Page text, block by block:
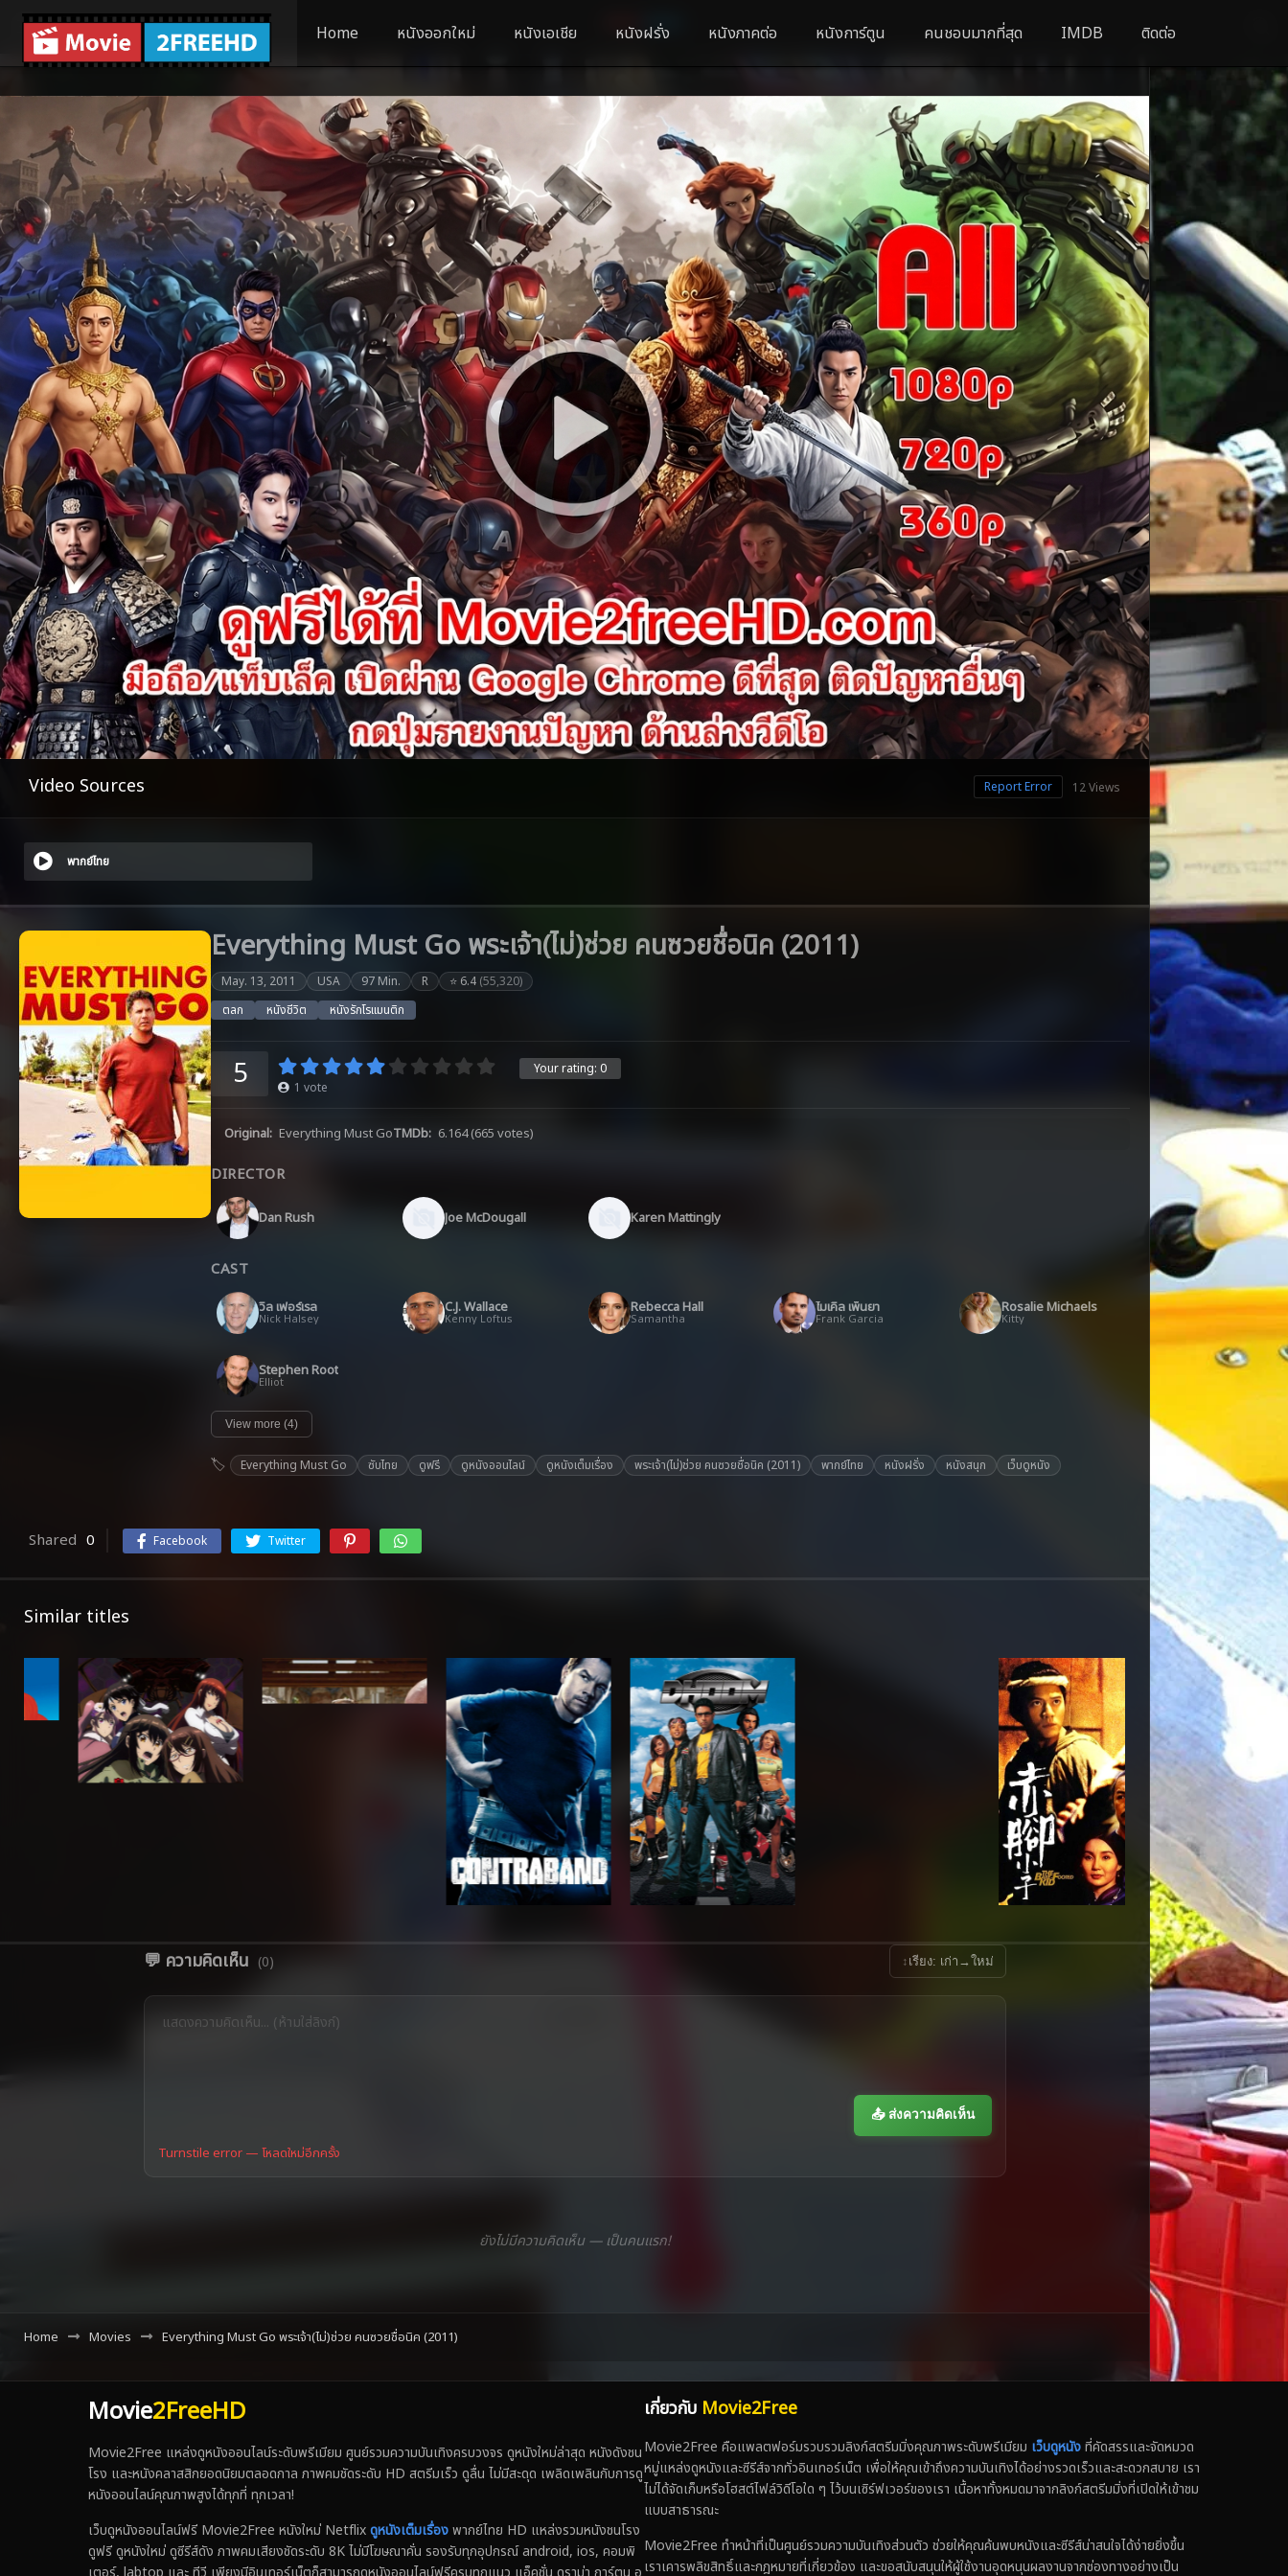
Home หนังออกใหม่ หนังเอเชีย หนังฝรั่ง หนังภาคต่อ หนังการ์ตูน คนชอบมากที่สุด IMDB ติดต่อ
Video Sources 12 Views
Report Error
พากย์ไทย
Everything Must Go พระเจ้า(ไม่)ช่วย คนซวยชื่อนิค (2011)
May. 13, 2011 USA 97 Min. R ⭐ 6.4 (55,320)
ตลก
หนังชีวิต หนังรักโรแมนติก
Your rating: 0
5 1 vote
Original: Everything Must GoTMDb: 6.164(665 votes)
DIRECTOR
Dan Rush Joe McDougall Karen Mattingly
CAST
วิล เฟอร์เรล
Nick Halsey
C.J. Wallace
Kenny Loftus
Rebecca Hall
Samantha
ไมเคิล เพ็นยา
Frank Garcia
Rosalie Michaels
Kitty
Stephen Root
Elliot
View more (4)
Everything Must Go ซับไทย ดูฟรี ดูหนังออนไลน์ ดูหนังเต็มเรื่อง พระเจ้า(ไม่)ช่วย คนซวยชื่อนิค (2011) พากย์ไทย หนังฝรั่ง หนังสนุก เว็บดูหนัง
Shared 0 Facebook Twitter
Similar titles
💬 ความคิดเห็น (0) ↕ เรียง: เก่า→ใหม่
📤 ส่งความคิดเห็น
Turnstile error — โหลดใหม่อีกครั้ง
ยังไม่มีความคิดเห็น — เป็นคนแรก!
Home Movies Everything Must Go พระเจ้า(ไม่)ช่วย คนซวยชื่อนิค (2011)
Movie2FreeHD
Movie2Free แหล่งดูหนังออนไลน์ระดับพรีเมียม ศูนย์รวมความบันเทิงครบวงจร ดูหนังใหม่ล่าสุด หนังดังชน
โรง และหนังคลาสสิกยอดนิยมตลอดกาล ภาพคมชัดระดับ HD สตรีมเร็ว ดูลื่น ไม่มีสะดุด เพลิดเพลินกับการดู
หนังออนไลน์คุณภาพสูงได้ทุกที่ ทุกเวลา!
เว็บดูหนังออนไลน์ฟรี Movie2Free หนังใหม่ Netflixดูหนังเต็มเรื่องพากย์ไทย HD แหล่งรวมหนังชนโรง
ดูฟรี ดูหนังใหม่ ดูซีรีส์ดัง ภาพคมเสียงชัดระดับ 8K ไม่มีโฆษณาคั่น รองรับทุกอุปกรณ์ android, ios, คอมพิ
เกี่ยวกับ Movie2Free
Movie2Free คือแพลตฟอร์มรวบรวมลิงก์สตรีมมิ่งคุณภาพระดับพรีเมียม เว็บดูหนังที่คัดสรรและจัดหมวด
หมู่แหล่งดูหนังและซีรีส์จากทั่วอินเทอร์เน็ต เพื่อให้คุณเข้าถึงความบันเทิงได้อย่างรวดเร็วและสะดวกสบาย เรา
ไม่ได้จัดเก็บหรือโฮสต์ไฟล์วิดีโอใด ๆ ไว้บนเซิร์ฟเวอร์ของเรา เนื้อหาทั้งหมดมาจากลิงก์สตรีมมิ่งที่เปิดให้เข้าชม
แบบสาธารณะ
Movie2Free ทำหน้าที่เป็นศูนย์รวมความบันเทิงส่วนตัว ช่วยให้คุณค้นพบหนังและซีรีส์น่าสนใจได้ง่ายยิ่งขึ้น
เราเคารพลิขสิทธิ์และกฎหมายที่เกี่ยวข้อง และขอสนับสนุนให้ผู้ใช้งานอุดหนุนผลงานจากช่องทางอย่างเป็น